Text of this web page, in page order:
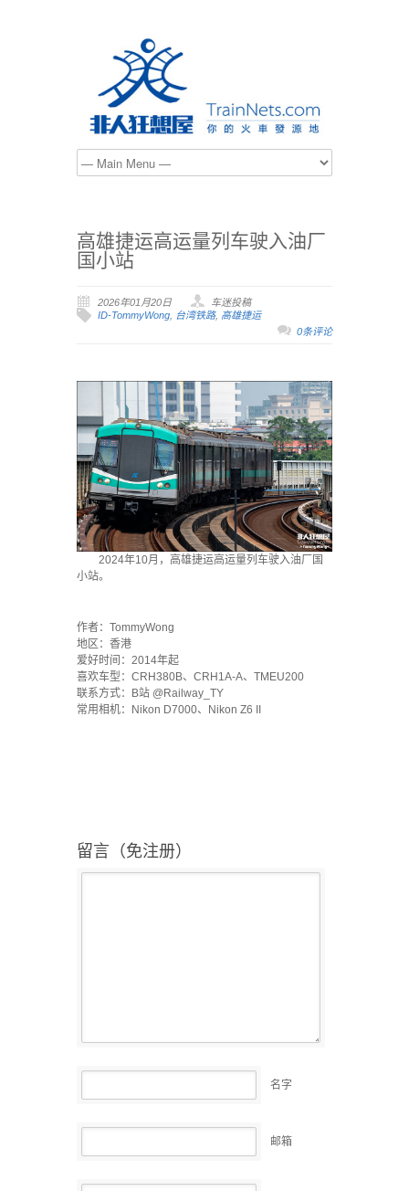
高雄捷运高运量列车驶入油厂
国小站
2026年01月20日
车迷投稿
ID-TommyWong, 台湾铁路, 高雄捷运
0条评论
2024年10月，高雄捷运高运量列车驶入油厂国
小站。
作者：TommyWong
地区：香港
爱好时间：2014年起
喜欢车型：CRH380B、CRH1A-A、TMEU200
联系方式：B站 @Railway_TY
常用相机：Nikon D7000、Nikon Z6 II
留言（免注册）
名字
邮箱